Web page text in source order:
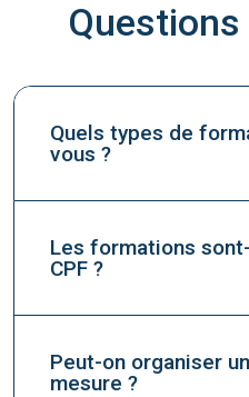
Questions
Quels types de
vous ?
Les formations
CPF ?
Peut-on organiser
mesure ?